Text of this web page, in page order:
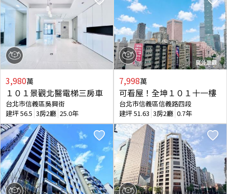
3,980萬
１０１景觀北醫電梯三房車
台北市信義區吳興街
建坪56.5 3房2廳 25.0年
7,998萬
可看屋！全坤１０１十一樓
台北市信義區信義路四段
建坪51.63 3房2廳 0.7年